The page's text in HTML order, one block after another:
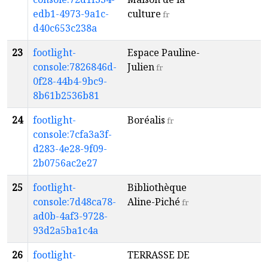
edb1-4973-9a1c-
d40c653c238a
culture fr
23
footlight-
console:7826846d-
0f28-44b4-9bc9-
8b61b2536b81
Espace Pauline-
Julienfr
24
footlight-
console:7cfa3a3f-
d283-4e28-9f09-
2b0756ac2e27
Boréalis fr
25
footlight-
console:7d48ca78-
ad0b-4af3-9728-
93d2a5ba1c4a
Bibliothèque
Aline-Piché fr
26
footlight-
TERRASSE DE